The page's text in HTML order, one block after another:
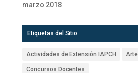
marzo 2018
Etiquetas del Sitio
Actividades de Extensión IAPCH Arte
Concursos Docentes